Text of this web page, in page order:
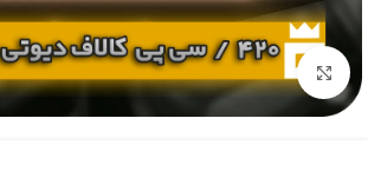
برای بزرگنمایی کلیک کنید